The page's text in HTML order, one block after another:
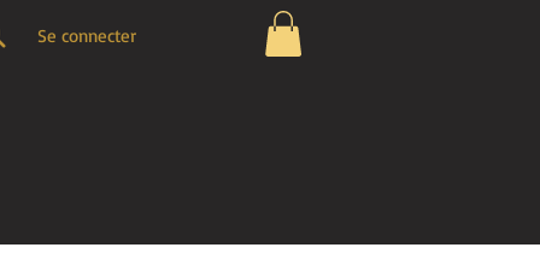
Se connecter